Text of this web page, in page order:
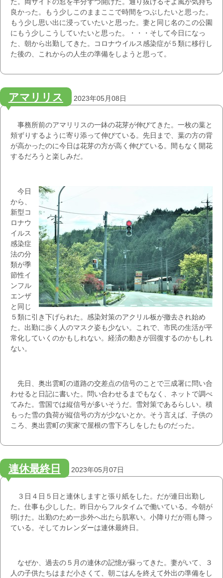
た。両サイドの窓を半分ずつ開けた。通り抜けるそよ風が気持ち
良かった。もう少しこのままここで時間をつぶしたいと思った。
もう少し思い出に浸っていたいと思った。妻と同じ名のこの公園
にもう少しこうしていたいと思った。・・・そして今日になっ
た、朝から出勤してきた。コロナウイルス感染症が５類に移行し
た後の、これからの人生の準備をしようと思って。
アマリリス 2023年05月08日
事務所前のアマリリスの一鉢の花芽が伸びてきた。一枚の葉と
頬ずりするように寄り添って伸びている。先日まで、葉の方の背
が高かったのに今日は花芽の方が高く伸びている。間もなく開花
するだろうと楽しみだ。
今日
から、
新型コ
ロナウ
イルス
感染症
法の分
類が季
節性イ
ンフル
エンザ
と同じ
５類に引き下げられた。感染対策のアクリル板が撤去され始め
た。出勤に歩く人のマスク姿も少ない。これで、市民の生活が平
常化していくのかもしれない。経済の動きが回復するのかもしれ
ない。
先日、奥出雲町の道路の交差点の信号のことで三成署に問い合
わせると日記に書いた。問い合わせるまでもなく、ネットで調べ
てみた。雪国では縦信号が多いそうだ。雪対策であるらしい。積
もった雪の負荷が縦信号の方が少ないとか。そう言えば、子供の
ころ、奥出雲町の実家で屋根の雪下ろしをしたものだった。
連休最終日 2023年05月07日
３日４日５日と連休しますと張り紙をした。だが連日出勤し
た。仕事も少しした。昨日からフルタイムで働いている。今朝が
明けた。出勤のため一歩外へ出たら肌寒い。小降りだが雨も降っ
ている。そしてカレンダーは連休最終日。
なぜか、過去の５月の連休の記憶が蘇ってきた。妻がいて、３
人の子供たちはまだ小さくて、朝ごはんを終えて外出の準備をし